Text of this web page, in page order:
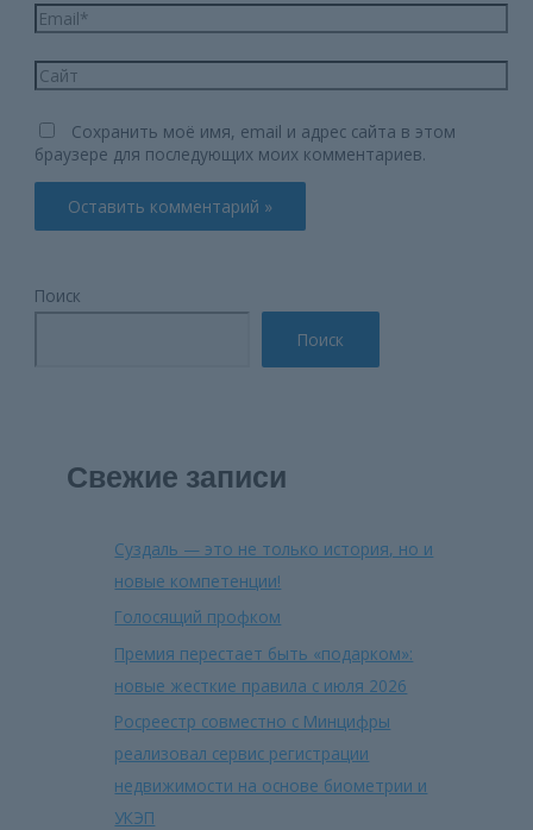
Email*
Сайт
Сохранить моё имя, email и адрес сайта в этом
браузере для последующих моих комментариев.
Поиск
Поиск
Свежие записи
Суздаль — это не только история, но и
новые компетенции!
Голосящий профком
Премия перестает быть «подарком»:
новые жесткие правила с июля 2026
Росреестр совместно с Минцифры
реализовал сервис регистрации
недвижимости на основе биометрии и
УКЭП